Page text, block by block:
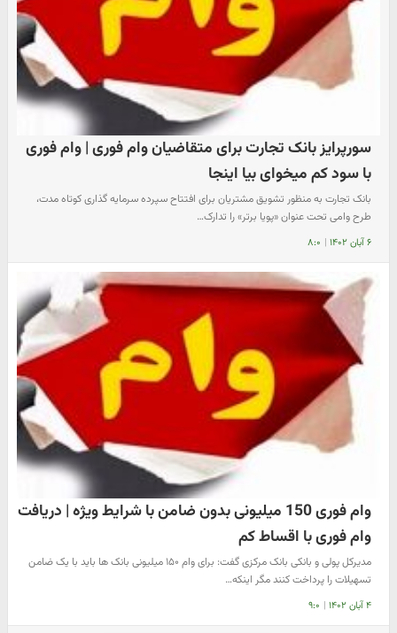
سورپرایز بانک تجارت برای متقاضیان وام فوری | وام فوری
با سود کم میخوای بیا اینجا
بانک تجارت به منظور تشویق مشتریان برای افتتاح سپرده سرمایه گذاری کوتاه مدت،
طرح وامی تحت عنوان «پویا برتر» را تدارک…
۶ آبان ۱۴۰۲ | ۸:۰
وام فوری 150 میلیونی بدون ضامن با شرایط ویژه | دریافت
وام فوری با اقساط کم
مدیرکل پولی و بانکی بانک مرکزی گفت: برای وام ۱۵۰ میلیونی بانک ها باید با یک ضامن
تسهیلات را پرداخت کنند مگر اینکه…
۴ آبان ۱۴۰۲ | ۹:۰